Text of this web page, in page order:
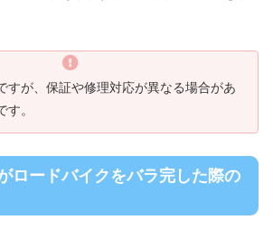
すが、保証や修理対応が異なる場合があ
。
ロードバイクをバラ完した際の